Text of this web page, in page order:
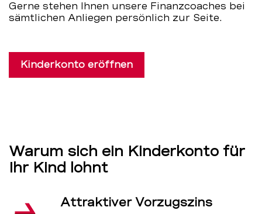
Gerne stehen Ihnen unsere Finanzcoaches bei
sämtlichen Anliegen persönlich zur Seite.
Kinderkonto eröffnen
Warum sich ein Kinderkonto für
Ihr Kind lohnt
Attraktiver Vorzugszins